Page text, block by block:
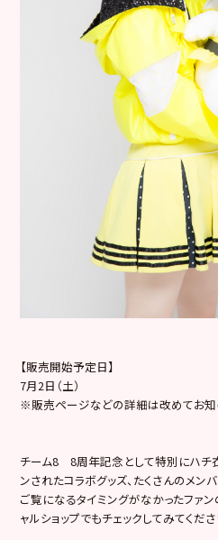
【販売開始予定日】
7月2日（土）
※販売ページなどの詳細は改めてお知
チーム8 8周年記念として特別にハチ
ンされたコラボグッズ、たくさんのメン
ご覧になるタイミングがなかったファ
ャルショップでもチェックしてみてくださ